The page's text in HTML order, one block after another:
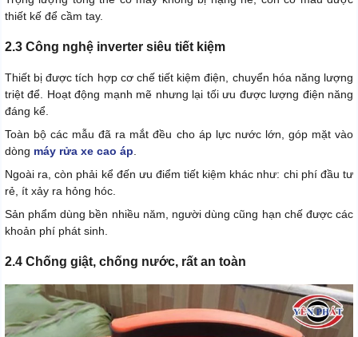
thiết kế để cầm tay.
2.3 Công nghệ inverter siêu tiết kiệm
Thiết bị được tích hợp cơ chế tiết kiệm điện, chuyển hóa năng lượng
triệt để. Hoạt động mạnh mẽ nhưng lại tối ưu được lượng điện năng
đáng kể.
Toàn bộ các mẫu đã ra mắt đều cho áp lực nước lớn, góp mặt vào
dòng máy rửa xe cao áp.
Ngoài ra, còn phải kể đến ưu điểm tiết kiệm khác như: chi phí đầu tư
rẻ, ít xảy ra hỏng hóc.
Sản phẩm dùng bền nhiều năm, người dùng cũng hạn chế được các
khoản phí phát sinh.
2.4 Chống giật, chống nước, rất an toàn